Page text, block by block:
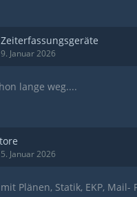
Januar 2026
lange weg....
Januar 2026
Plänen, Statik, EKP, Mail-